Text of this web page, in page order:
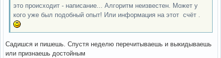
это происходит - написание... Алгоритм неизвестен. Может у
кого уже был подобный опыт! Или информация на этот счёт .
Садишся и пишешь. Спустя неделю перечитываешь и выкидываешь
или признаешь достойным